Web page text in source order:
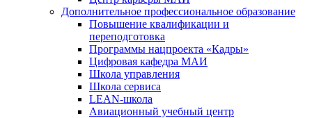
Дополнительное профессиональное образование
Повышение квалификации и
переподготовка
Программы нацпроекта «Кадры»
Цифровая кафедра МАИ
Школа управления
Школа сервиса
LEAN-школа
Авиационный учебный центр